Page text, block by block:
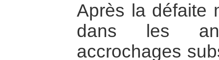
Après la défaite
dans les
accrochages